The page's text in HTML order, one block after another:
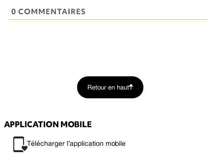
0 COMMENTAIRES
Retour en haut
APPLICATION MOBILE
Télécharger l’application mobile